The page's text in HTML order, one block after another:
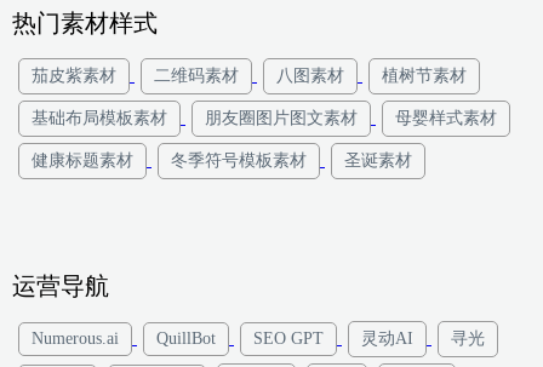
热门素材样式
茄皮紫素材 二维码素材 八图素材 植树节素材
基础布局模板素材 朋友圈图片图文素材 母婴样式素材
健康标题素材 冬季符号模板素材 圣诞素材
运营导航
Numerous.ai QuillBot SEO GPT 灵动AI 寻光